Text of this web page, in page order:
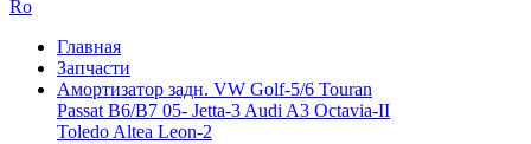
Ro
Главная
Запчасти
Амортизатор задн. VW Golf-5/6 Touran
Passat B6/B7 05- Jetta-3 Audi A3 Octavia-II
Toledo Altea Leon-2